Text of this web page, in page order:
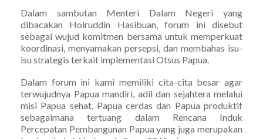
Dalam sambutan Menteri Dalam Negeri yang
dibacakan Hoiruddin Hasibuan, forum ini disebut
sebagai wujud komitmen bersama untuk memperkuat
koordinasi, menyamakan persepsi, dan membahas isu-
isu strategis terkait implementasi Otsus Papua.
Dalam forum ini kami memiliki cita-cita besar agar
terwujudnya Papua mandiri, adil dan sejahtera melalui
misi Papua sehat, Papua cerdas dan Papua produktif
sebagaimana tertuang dalam Rencana Induk
Percepatan Pembangunan Papua yang juga merupakan